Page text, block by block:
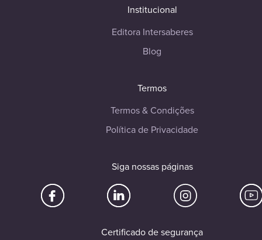
Institucional
Editora Intersaberes
Blog
Termos
Termos & Condições
Política de Privacidade
Siga nossas páginas
Certificado de segurança